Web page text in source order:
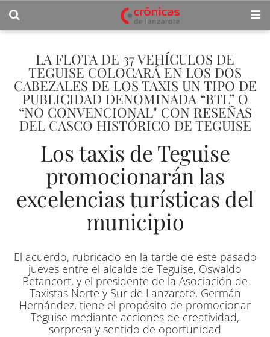
LA FLOTA DE 37 VEHÍCULOS DE
TEGUISE COLOCARÁ EN LOS DOS
CABEZALES DE LOS TAXIS UN TIPO DE
PUBLICIDAD DENOMINADA “BTL” O
“NO CONVENCIONAL" CON RESEÑAS
DEL CASCO HISTÓRICO DE TEGUISE
Los taxis de Teguise
promocionarán las
excelencias turísticas del
municipio
El acuerdo, rubricado en la tarde de este pasado
jueves entre el alcalde de Teguise, Oswaldo
Betancort, y el presidente de la Asociación de
Taxistas Norte y Sur de Lanzarote, Germán
Hernández, tiene el propósito de promocionar
Teguise mediante acciones de creatividad,
sorpresa y sentido de oportunidad